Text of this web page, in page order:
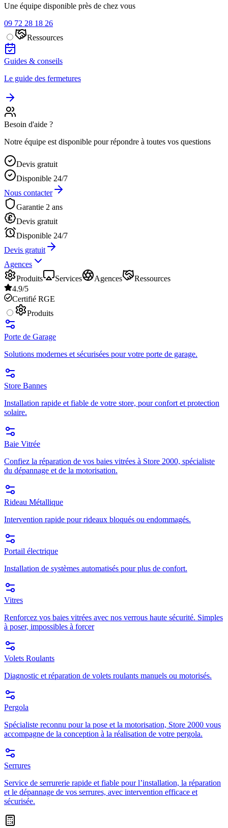
Une équipe disponible près de chez vous
09 72 28 18 26
Ressources
Guides & conseils
Le guide des fermetures
Besoin d'aide ?
Notre équipe est disponible pour répondre à toutes vos questions
Devis gratuit
Disponible 24/7
Nous contacter
Garantie 2 ans
Devis gratuit
Disponible 24/7
Devis gratuit
Agences
Produits
Services Agences
Ressources
4.9/5
Certifié RGE
Produits
Porte de Garage
Solutions modernes et sécurisées pour votre porte de garage.
Store Bannes
Installation rapide et fiable de votre store, pour confort et protection
solaire.
Baie Vitrée
Confiez la réparation de vos baies vitrées à Store 2000, spécialiste
du dépannage et de la motorisation.
Rideau Métallique
Intervention rapide pour rideaux bloqués ou endommagés.
Portail électrique
Installation de systèmes automatisés pour plus de confort.
Vitres
Renforcez vos baies vitrées avec nos verrous haute sécurité. Simples
à poser, impossibles à forcer
Volets Roulants
Diagnostic et réparation de volets roulants manuels ou motorisés.
Pergola
Spécialiste reconnu pour la pose et la motorisation, Store 2000 vous
accompagne de la conception à la réalisation de votre pergola.
Serrures
Service de serrurerie rapide et fiable pour l’installation, la réparation
et le dépannage de vos serrures, avec intervention efficace et
sécurisée.